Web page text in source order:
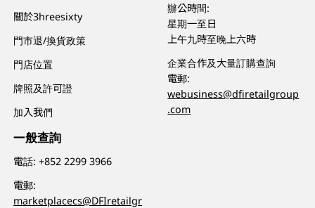
關於3hreesixty
門市退/換貨政策
門店位置
牌照及許可證
加入我們
一般查詢
電話:+852 2299 3966
電郵:
marketplacecs@DFIretailgr
辦公時間:
星期一至日
上午九時至晚上六時
企業合作及大量訂購查詢
電郵:
webusiness@dfiretailgroup
.com